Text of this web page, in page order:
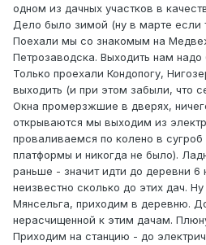
одном из дачных участков в
Дело было зимой (ну в марте если
Поехали мы со знакомым на
Петрозаводска. Выходить нам надо
Только проехали Кондопогу,
выходить (и при этом забыли, что
Окна промерзжшие в дверях,
открываются мы выходим из
проваливаемся по колено в сугроб
платформы и никогда не было).
раньше - значит идти до деревни 6
неизвестно сколько до этих дач.
Мянсельга, приходим в деревню.
нерасчищенной к этим дачам.
Приходим на станцию - до